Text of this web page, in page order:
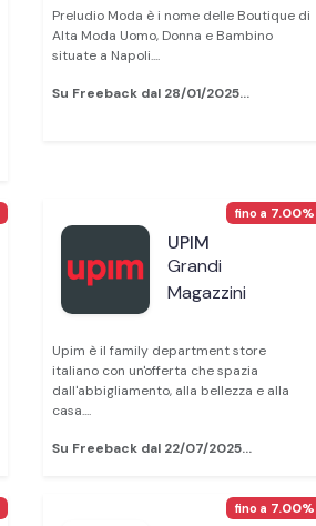
Preludio Moda è i nome delle Boutique di
Alta Moda Uomo, Donna e Bambino
situate a Napoli....
Su Freeback dal 28/01/2025...
UPIM
Grandi
Magazzini
Upim è il family department store
italiano con un'offerta che spazia
dall'abbigliamento, alla bellezza e alla
casa....
Su Freeback dal 22/07/2025...
fino a 7.00%
fino a 7.00%